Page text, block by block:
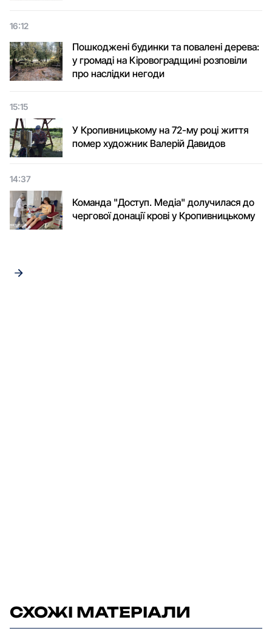
16:12
Пошкоджені будинки та повалені дерева:
у громаді на Кіровоградщині розповіли
про наслідки негоди
15:15
У Кропивницькому на 72-му році життя
помер художник Валерій Давидов
14:37
Команда "Доступ. Медіа" долучилася до
чергової донації крові у Кропивницькому
СХОЖІ МАТЕРІАЛИ